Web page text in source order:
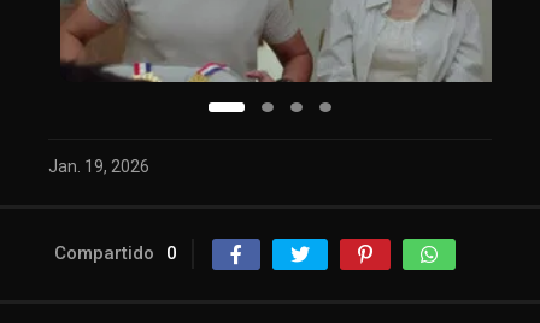
Jan. 19, 2026
Compartido 0